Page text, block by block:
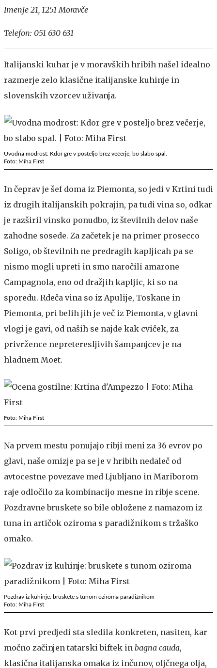
Imenje 21, 1251 Moravče
Telefon: 051 630 631
Italijanski kuhar je v moravških hribih našel idealno
razmerje zelo klasične italijanske kuhinje in
slovenskih vzorcev uživanja.
Uvodna modrost: Kdor gre v posteljo brez večerje, bo slabo spal.
Foto: Miha First
In čeprav je šef doma iz Piemonta, so jedi v Krtini tudi
iz drugih italijanskih pokrajin, pa tudi vina so, odkar
je razširil vinsko ponudbo, iz številnih delov naše
zahodne sosede. Za začetek je na primer prosecco
Soligo, ob številnih ne predragih kapljicah pa se
nismo mogli upreti in smo naročili amarone
Campagnola, eno od dražjih kapljic, ki so na
sporedu. Rdeča vina so iz Apulije, Toskane in
Piemonta, pri belih jih je več iz Piemonta, v glavni
vlogi je gavi, od naših se najde kak cviček, za
privržence nepreteresljivih šampanjcev je na
hladnem Moet.
Foto: Miha First
Na prvem mestu ponujajo ribji meni za 36 evrov po
glavi, naše omizje pa se je v hribih nedaleč od
avtocestne povezave med Ljubljano in Mariborom
raje odločilo za kombinacijo mesne in ribje scene.
Pozdravne bruskete so bile obložene z namazom iz
tuna in artičok oziroma s paradižnikom s tržaško
omako.
Pozdrav iz kuhinje: bruskete s tunom oziroma paradižnikom
Foto: Miha First
Kot prvi predjedi sta sledila konkreten, nasiten, kar
močno začinjen tatarski biftek in bagna cauda,
klasična italijanska omaka iz inčunov, oljčnega olja,